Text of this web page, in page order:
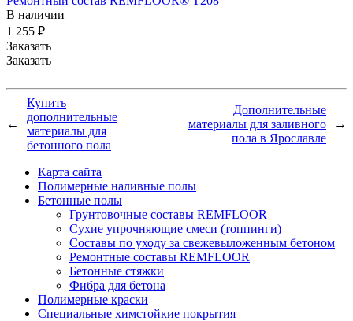
В наличии
1 255 ₽
Заказать
Заказать
←
Купить
дополнительные
материалы для
бетонного пола
Дополнительные
материалы для заливного
пола в Ярославле
→
Карта сайта
Полимерные наливные полы
Бетонные полы
Грунтовочные составы REMFLOOR
Сухие упрочняющие смеси (топпинги)
Составы по уходу за свежевыложенным бетоном
Ремонтные составы REMFLOOR
Бетонные стяжки
Фибра для бетона
Полимерные краски
Специальные химстойкие покрытия